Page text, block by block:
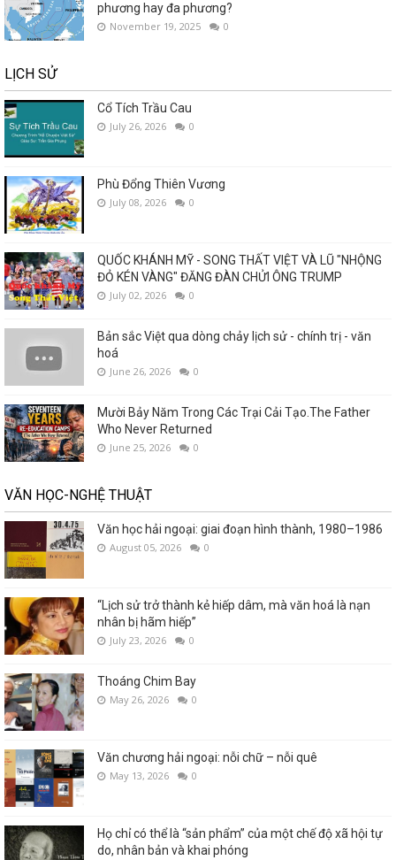
phương hay đa phương?
November 19, 2025 0
LỊCH SỬ
Cổ Tích Trầu Cau
July 26, 2026 0
Phù Đổng Thiên Vương
July 08, 2026 0
QUỐC KHÁNH MỸ - SONG THẤT VIỆT VÀ LŨ "NHỘNG
ĐỎ KÉN VÀNG" ĐĂNG ĐÀN CHỬI ÔNG TRUMP
July 02, 2026 0
Bản sắc Việt qua dòng chảy lịch sử - chính trị - văn
hoá
June 26, 2026 0
Mười Bảy Năm Trong Các Trại Cải Tạo.The Father
Who Never Returned
June 25, 2026 0
VĂN HỌC-NGHỆ THUẬT
Văn học hải ngoại: giai đoạn hình thành, 1980–1986
August 05, 2026 0
“Lịch sử trở thành kẻ hiếp dâm, mà văn hoá là nạn
nhân bị hãm hiếp”
July 23, 2026 0
Thoáng Chim Bay
May 26, 2026 0
Văn chương hải ngoại: nỗi chữ – nỗi quê
May 13, 2026 0
Họ chỉ có thể là “sản phẩm” của một chế độ xã hội tự
do, nhân bản và khai phóng